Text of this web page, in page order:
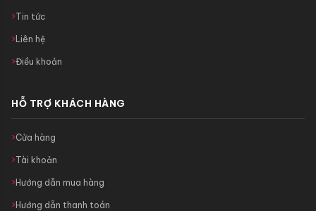
Tin tức
Liên hệ
Điều khoản
HỖ TRỢ KHÁCH HÀNG
Cửa hàng
Tài khoản
Hướng dẫn mua hàng
Hướng dẫn thanh toán